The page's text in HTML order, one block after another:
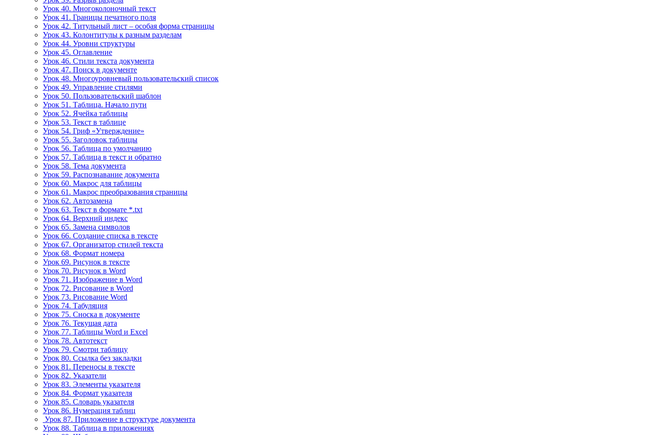
Урок 40. Многоколоночный текст
Урок 41. Границы печатного поля
Урок 42. Титульный лист – особая форма страницы
Урок 43. Колонтитулы к разным разделам
Урок 44. Уровни структуры
Урок 45. Оглавление
Урок 46. Стили текста документа
Урок 47. Поиск в документе
Урок 48. Многоуровневый пользовательский список
Урок 49. Управление стилями
Урок 50. Пользовательский шаблон
Урок 51. Таблица. Начало пути
Урок 52. Ячейка таблицы
Урок 53. Текст в таблице
Урок 54. Гриф «Утверждение»
Урок 55. Заголовок таблицы
Урок 56. Таблица по умолчанию
Урок 57. Таблица в текст и обратно
Урок 58. Тема документа
Урок 59. Распознавание документа
Урок 60. Макрос для таблицы
Урок 61. Макрос преобразования страницы
Урок 62. Автозамена
Урок 63. Текст в формате *.txt
Урок 64. Верхний индекс
Урок 65. Замена символов
Урок 66. Создание списка в тексте
Урок 67. Организатор стилей текста
Урок 68. Формат номера
Урок 69. Рисунок в тексте
Урок 70. Рисунок в Word
Урок 71. Изображение в Word
Урок 72. Рисование в Word
Урок 73. Рисование Word
Урок 74. Табуляция
Урок 75. Сноска в документе
Урок 76. Текущая дата
Урок 77. Таблицы Word и Excel
Урок 78. Автотекст
Урок 79. Смотри таблицу
Урок 80. Ссылка без закладки
Урок 81. Переносы в тексте
Урок 82. Указатели
Урок 83. Элементы указателя
Урок 84. Формат указателя
Урок 85. Словарь указателя
Урок 86. Нумерация таблиц
Урок 87. Приложение в структуре документа
Урок 88. Таблица в приложениях